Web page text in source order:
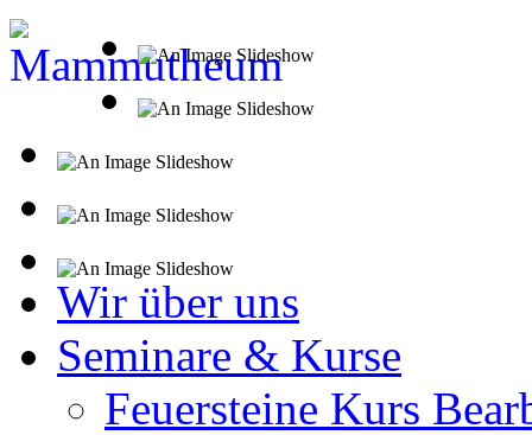
Wir über uns
Seminare & Kurse
Feuersteine Kurs